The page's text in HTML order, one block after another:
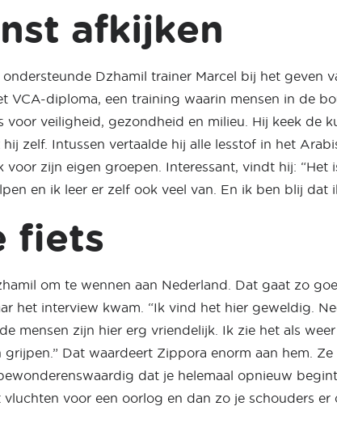
afkijken
Dzhamil trainer Marcel bij het geven
VCA-diploma, een training waarin mensen in de
voor veiligheid, gezondheid en milieu. Hij keek de
zelf. Intussen vertaalde hij alle lesstof in het
voor zijn eigen groepen. Interessant, vindt hij: “Het
en ik leer er zelf ook veel van. En ik ben blij dat
fiets
om te wennen aan Nederland. Dat gaat zo
het interview kwam. “Ik vind het hier geweldig.
mensen zijn hier erg vriendelijk. Ik zie het als
grijpen.” Dat waardeert Zippora enorm aan hem.
dat je helemaal opnieuw
vluchten voor een oorlog en dan zo je schouders